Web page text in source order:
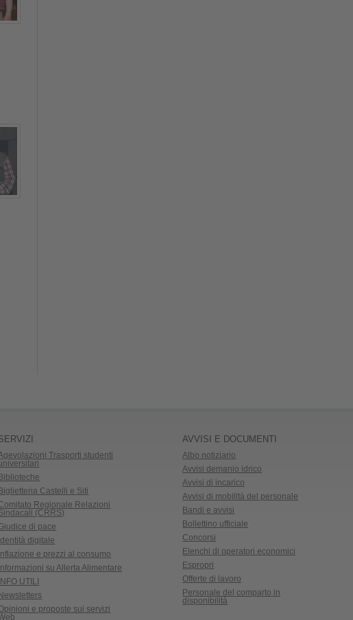
Trasporti studenti
Biblioteche
Biglietteria Castelli e Siti
Regionale Relazioni
(CRRS)
di pace
Identità digitale
Inflazione e prezzi al consumo
Informazioni su Allerta Alimentare
INFO UTILI
Newsletters
e proposte sui servizi
AVVISI E DOCUMENTI
Albo notiziario
Avvisi demanio idrico
Avvisi di incarico
Avvisi di mobilità del personale
Bandi e avvisi
Bollettino ufficiale
Concorsi
Elenchi di operatori economici
Espropri
Offerte di lavoro
Personale del comparto in
disponibilità